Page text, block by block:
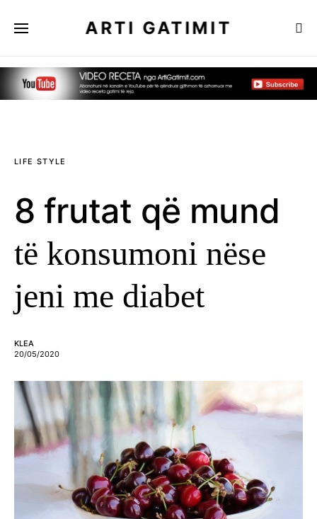
ARTI GATIMIT
LIFE STYLE
8 frutat që mund
të konsumoni nëse
jeni me diabet
KLEA
20/05/2020